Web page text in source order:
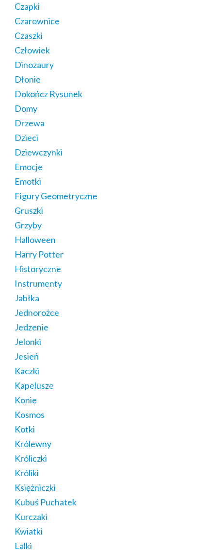
Czapki
Czarownice
Czaszki
Człowiek
Dinozaury
Dłonie
Dokończ Rysunek
Domy
Drzewa
Dzieci
Dziewczynki
Emocje
Emotki
Figury Geometryczne
Gruszki
Grzyby
Halloween
Harry Potter
Historyczne
Instrumenty
Jabłka
Jednorożce
Jedzenie
Jelonki
Jesień
Kaczki
Kapelusze
Konie
Kosmos
Kotki
Królewny
Króliczki
Króliki
Księżniczki
Kubuś Puchatek
Kurczaki
Kwiatki
Lalki